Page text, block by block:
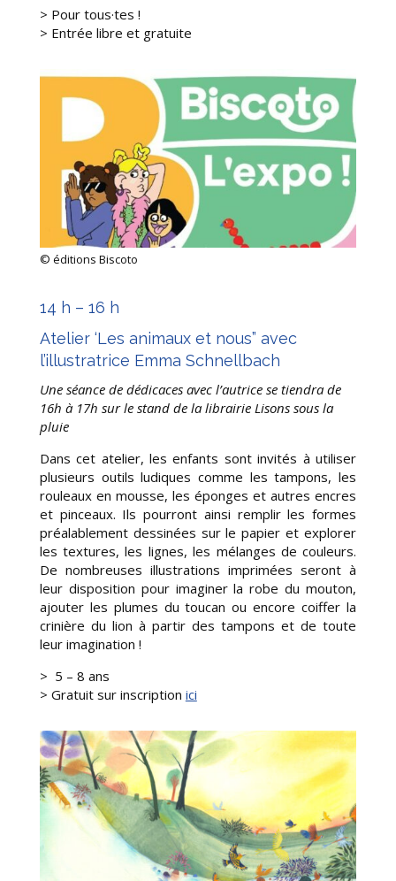
> Pour tous·tes !
> Entrée libre et gratuite
© éditions Biscoto
14 h – 16 h
Atelier ‘Les animaux et nous” avec
l’illustratrice Emma Schnellbach
Une séance de dédicaces avec l’autrice se tiendra de
16h à 17h sur le stand de la librairie Lisons sous la
pluie
Dans cet atelier, les enfants sont invités à utiliser
plusieurs outils ludiques comme les tampons, les
rouleaux en mousse, les éponges et autres encres
et pinceaux. Ils pourront ainsi remplir les formes
préalablement dessinées sur le papier et explorer
les textures, les lignes, les mélanges de couleurs.
De nombreuses illustrations imprimées seront à
leur disposition pour imaginer la robe du mouton,
ajouter les plumes du toucan ou encore coiffer la
crinière du lion à partir des tampons et de toute
leur imagination !
> 5 – 8 ans
> Gratuit sur inscription ici